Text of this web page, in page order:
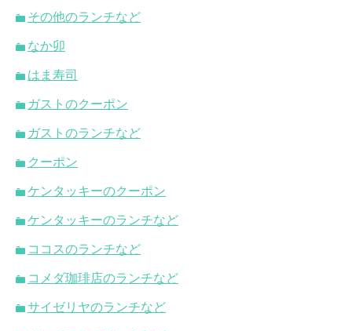
その他のランチなど
なか卯
はま寿司
ガストのクーポン
ガストのランチなど
クーポン
ケンタッキーのクーポン
ケンタッキーのランチなど
ココスのランチなど
コメダ珈琲店のランチなど
サイゼリヤのランチなど